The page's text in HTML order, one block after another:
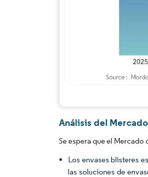
Análisis del
Se espera que el
Los envases blisteres
las soluciones de